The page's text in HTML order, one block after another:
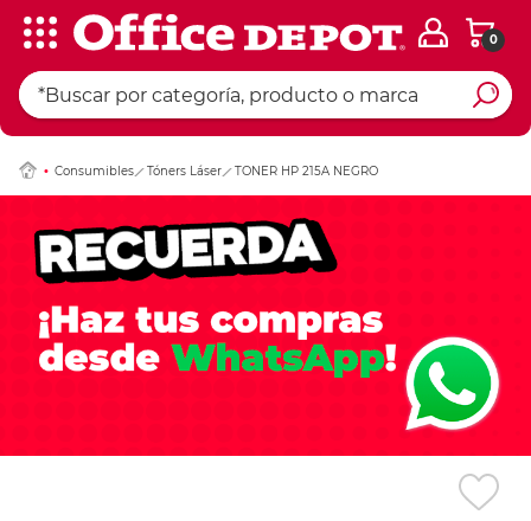
0
Consumibles Tóners Láser TONER HP 215A NEGRO
Ingresar Codigo